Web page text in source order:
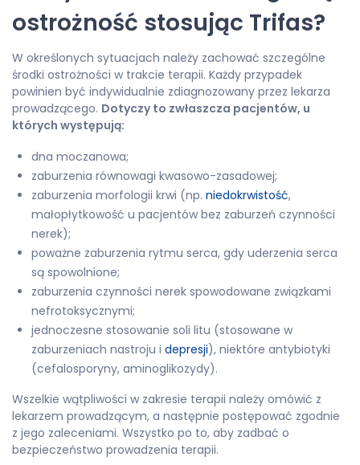
ostrożność stosując Trifas?
W określonych sytuacjach należy zachować szczególne
środki ostrożności w trakcie terapii. Każdy przypadek
powinien być indywidualnie zdiagnozowany przez lekarza
prowadzącego. Dotyczy to zwłaszcza pacjentów, u
których występują:
dna moczanowa;
zaburzenia równowagi kwasowo-zasadowej;
zaburzenia morfologii krwi (np. niedokrwistość,
małopłytkowość u pacjentów bez zaburzeń czynności
nerek);
poważne zaburzenia rytmu serca, gdy uderzenia serca
są spowolnione;
zaburzenia czynności nerek spowodowane związkami
nefrotoksycznymi;
jednoczesne stosowanie soli litu (stosowane w
zaburzeniach nastroju i depresji), niektóre antybiotyki
(cefalosporyny, aminoglikozydy).
Wszelkie wątpliwości w zakresie terapii należy omówić z
lekarzem prowadzącym, a następnie postępować zgodnie
z jego zaleceniami. Wszystko po to, aby zadbać o
bezpieczeństwo prowadzenia terapii.